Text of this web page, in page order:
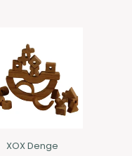
XOX Denge